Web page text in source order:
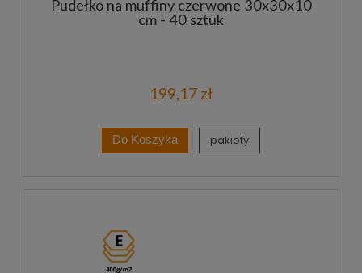
Pudełko na muffiny czerwone 30x30x10
cm - 40 sztuk
199,17 zł
Do Koszyka pakiety